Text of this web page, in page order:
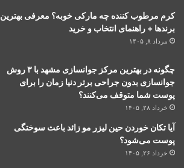
کرم مرطوب کننده چه مارکی خوبه؟ معرفی بهترین
برندها + راهنمای انتخاب و خرید
مرداد ۸, ۱۴۰۵
چگونه در بهترین مرکز جوانسازی مشهد با ۳ روش
جوانسازی بدون جراحی برتر دنیا زمان را برای
پوست شما متوقف می‌کنند؟
خرداد ۲۸, ۱۴۰۵
آیا تکان خوردن حین لیزر مو زائد باعث سوختگی
پوست می‌شود؟
خرداد ۲۶, ۱۴۰۵